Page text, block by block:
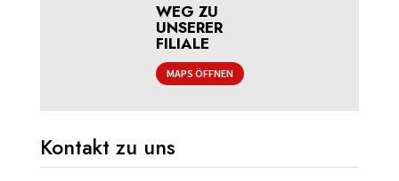
WEG ZU
UNSERER
FILIALE
MAPS ÖFFNEN
Kontakt zu uns